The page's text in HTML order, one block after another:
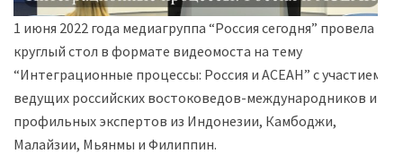
1 июня 2022 года медиагруппа “Россия сегодня” провела
круглый стол в формате видеомоста на тему
“Интеграционные процессы: Россия и АСЕАН” с участием
ведущих российских востоковедов-международников и
профильных экспертов из Индонезии, Камбоджи,
Малайзии, Мьянмы и Филиппин.